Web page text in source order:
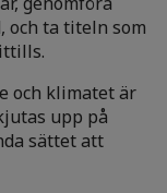
och ta titeln som
och klimatet är
upp på
sättet att